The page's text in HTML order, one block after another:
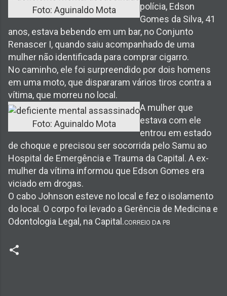
Foto: Aguinaldo Mota
polícia, Edson
Gomes da Silva, 41
anos, estava bebendo em um bar, no Conjunto
Renascer I, quando saiu acompanhado de uma
mulher não identificada para comprar cigarro.
No caminho, ele foi surpreendido por dois homens
em uma moto, que dispararam vários tiros contra a
vítima, que morreu no local.
Foto: Aguinaldo Mota
A mulher que
estava com ele
entrou em estado
de choque e precisou ser socorrida pelo Samu ao
Hospital de Emergência e Trauma da Capital. A ex-
mulher da vítima informou que Edson Gomes era
viciado em drogas.
O cabo Johnson esteve no local e fez o isolamento
do local. O corpo foi levado a Gerência de Medicina e
Odontologia Legal, na Capital.CORREIO DA PB